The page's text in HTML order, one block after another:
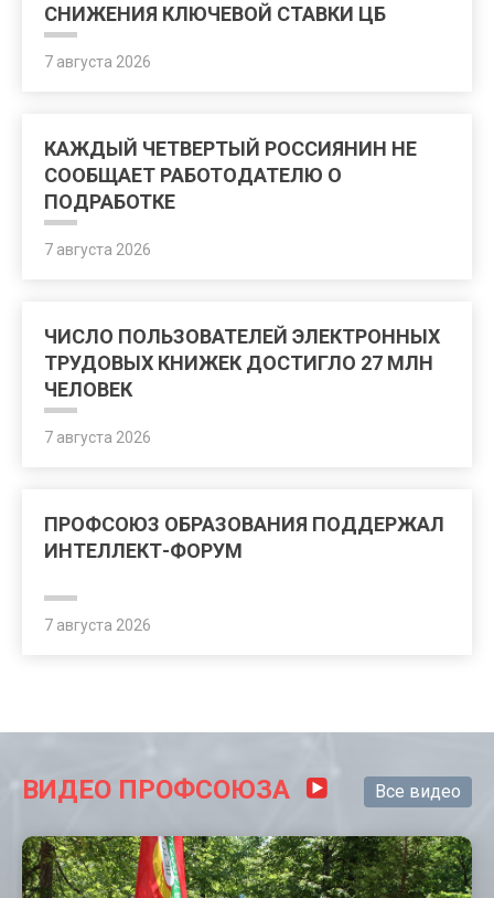
СНИЖЕНИЯ КЛЮЧЕВОЙ СТАВКИ ЦБ
7 августа 2026
КАЖДЫЙ ЧЕТВЕРТЫЙ РОССИЯНИН НЕ
СООБЩАЕТ РАБОТОДАТЕЛЮ О
ПОДРАБОТКЕ
7 августа 2026
ЧИСЛО ПОЛЬЗОВАТЕЛЕЙ ЭЛЕКТРОННЫХ
ТРУДОВЫХ КНИЖЕК ДОСТИГЛО 27 МЛН
ЧЕЛОВЕК
7 августа 2026
ПРОФСОЮЗ ОБРАЗОВАНИЯ ПОДДЕРЖАЛ
ИНТЕЛЛЕКТ-ФОРУМ
7 августа 2026
ВИДЕО ПРОФСОЮЗА Все видео